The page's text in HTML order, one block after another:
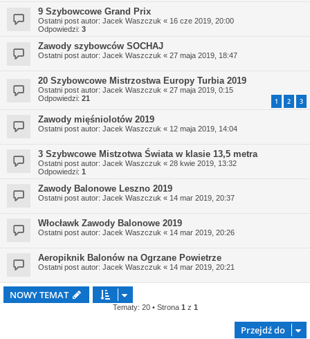
9 Szybowcowe Grand Prix
Ostatni post autor: Jacek Waszczuk « 16 cze 2019, 20:00
Odpowiedzi: 3
Zawody szybowców SOCHAJ
Ostatni post autor: Jacek Waszczuk « 27 maja 2019, 18:47
20 Szybowcowe Mistrzostwa Europy Turbia 2019
Ostatni post autor: Jacek Waszczuk « 27 maja 2019, 0:15
Odpowiedzi: 21 1 2 3
Zawody mięśniolotów 2019
Ostatni post autor: Jacek Waszczuk « 12 maja 2019, 14:04
3 Szybwcowe Mistzotwa Świata w klasie 13,5 metra
Ostatni post autor: Jacek Waszczuk « 28 kwie 2019, 13:32
Odpowiedzi: 1
Zawody Balonowe Leszno 2019
Ostatni post autor: Jacek Waszczuk « 14 mar 2019, 20:37
Włocławk Zawody Balonowe 2019
Ostatni post autor: Jacek Waszczuk « 14 mar 2019, 20:26
Aeropiknik Balonów na Ogrzane Powietrze
Ostatni post autor: Jacek Waszczuk « 14 mar 2019, 20:21
NOWY TEMAT
Tematy: 20 • Strona 1 z 1
Przejdź do